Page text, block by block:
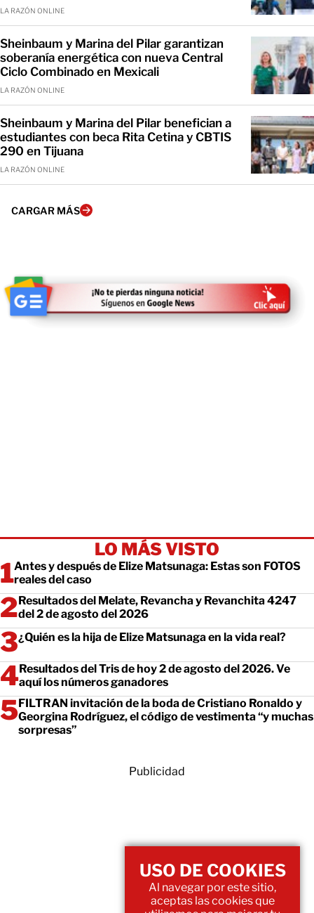
LA RAZÓN ONLINE
Sheinbaum y Marina del Pilar garantizan
soberanía energética con nueva Central
Ciclo Combinado en Mexicali
LA RAZÓN ONLINE
Sheinbaum y Marina del Pilar benefician a
estudiantes con beca Rita Cetina y CBTIS
290 en Tijuana
LA RAZÓN ONLINE
CARGAR MÁS
LO MÁS VISTO
Antes y después de Elize Matsunaga: Estas son FOTOS
reales del caso
Resultados del Melate, Revancha y Revanchita 4247
del 2 de agosto del 2026
¿Quién es la hija de Elize Matsunaga en la vida real?
Resultados del Tris de hoy 2 de agosto del 2026. Ve
aquí los números ganadores
FILTRAN invitación de la boda de Cristiano Ronaldo y
Georgina Rodríguez, el código de vestimenta “y muchas
sorpresas”
Publicidad
USO DE COOKIES
Al navegar por este sitio,
aceptas las cookies que